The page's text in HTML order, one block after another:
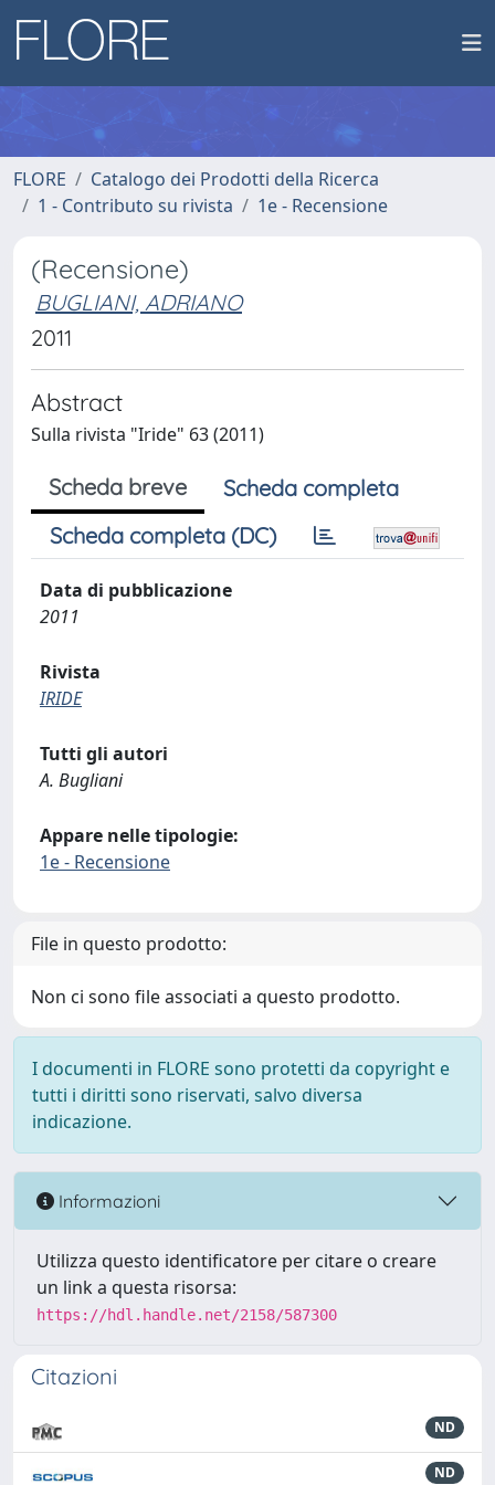
FLORE
Catalogo dei Prodotti della Ricerca
1 - Contributo su rivista
1e - Recensione
(Recensione)
BUGLIANI, ADRIANO
2011
Abstract
Sulla rivista "Iride" 63 (2011)
Scheda breve
Scheda completa
Scheda completa (DC)
Data di pubblicazione
2011
Rivista
IRIDE
Tutti gli autori
A. Bugliani
Appare nelle tipologie:
1e - Recensione
File in questo prodotto:
Non ci sono file associati a questo prodotto.
I documenti in FLORE sono protetti da copyright e
tutti i diritti sono riservati, salvo diversa
indicazione.
Informazioni
Utilizza questo identificatore per citare o creare
un link a questa risorsa:
https://hdl.handle.net/2158/587300
Citazioni
ND
ND